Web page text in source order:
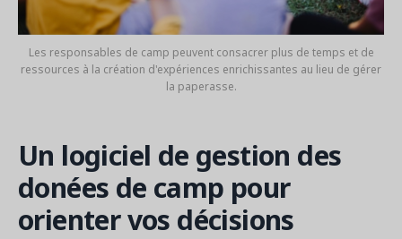
Les responsables de camp peuvent consacrer plus de temps et de
ressources à la création d'expériences enrichissantes au lieu de gérer
la paperasse.
Un logiciel de gestion des
donées de camp pour
orienter vos décisions